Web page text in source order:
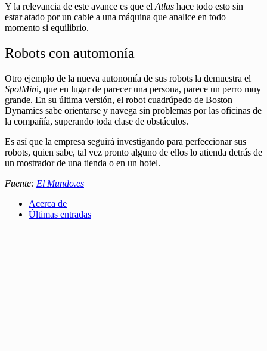
Y la relevancia de este avance es que el Atlas hace todo esto sin
estar atado por un cable a una máquina que analice en todo
momento si equilibrio.
Robots con automonía
Otro ejemplo de la nueva autonomía de sus robots la demuestra el
SpotMini, que en lugar de parecer una persona, parece un perro muy
grande. En su última versión, el robot cuadrúpedo de Boston
Dynamics sabe orientarse y navega sin problemas por las oficinas de
la compañía, superando toda clase de obstáculos.
Es así que la empresa seguirá investigando para perfeccionar sus
robots, quien sabe, tal vez pronto alguno de ellos lo atienda detrás de
un mostrador de una tienda o en un hotel.
Fuente: El Mundo.es
Acerca de
Últimas entradas